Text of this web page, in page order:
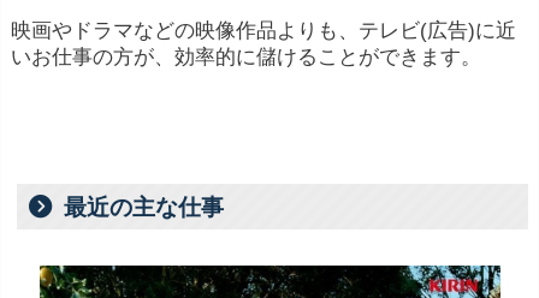
映画やドラマなどの映像作品よりも、テレビ(広告)に近
いお仕事の方が、効率的に儲けることができます。
最近の主な仕事